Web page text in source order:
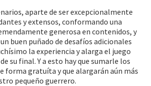
aparte de ser excepcionalmente
y extensos, conformando una
generosa en contenidos, y
buen puñado de desafíos adicionales
la experiencia y alarga el juego
su final. Y a esto hay que sumarle los
forma gratuíta y que alargarán aún más
pequeño guerrero.